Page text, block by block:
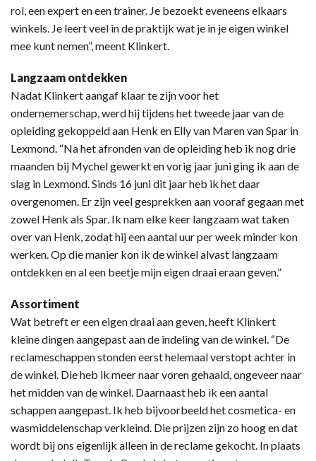
rol, een expert en een trainer. Je bezoekt eveneens elkaars
winkels. Je leert veel in de praktijk wat je in je eigen winkel
mee kunt nemen”, meent Klinkert.
Langzaam ontdekken
Nadat Klinkert aangaf klaar te zijn voor het
ondernemerschap, werd hij tijdens het tweede jaar van de
opleiding gekoppeld aan Henk en Elly van Maren van Spar in
Lexmond. “Na het afronden van de opleiding heb ik nog drie
maanden bij Mychel gewerkt en vorig jaar juni ging ik aan de
slag in Lexmond. Sinds 16 juni dit jaar heb ik het daar
overgenomen. Er zijn veel gesprekken aan vooraf gegaan met
zowel Henk als Spar. Ik nam elke keer langzaam wat taken
over van Henk, zodat hij een aantal uur per week minder kon
werken. Op die manier kon ik de winkel alvast langzaam
ontdekken en al een beetje mijn eigen draai eraan geven.”
Assortiment
Wat betreft er een eigen draai aan geven, heeft Klinkert
kleine dingen aangepast aan de indeling van de winkel. “De
reclameschappen stonden eerst helemaal verstopt achter in
de winkel. Die heb ik meer naar voren gehaald, ongeveer naar
het midden van de winkel. Daarnaast heb ik een aantal
schappen aangepast. Ik heb bijvoorbeeld het cosmetica- en
wasmiddelenschap verkleind. Die prijzen zijn zo hoog en dat
wordt bij ons eigenlijk alleen in de reclame gekocht. In plaats